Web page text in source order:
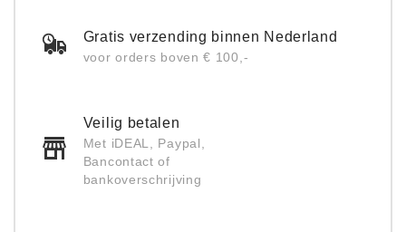
Gratis verzending binnen Nederland
voor orders boven € 100,-
Veilig betalen
Met iDEAL, Paypal,
Bancontact of
bankoverschrijving